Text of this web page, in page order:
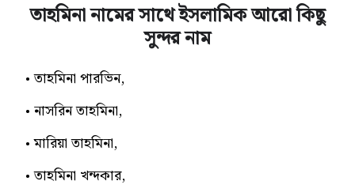
তাহমিনা নামের সাথে ইসলামিক আরো কিছু
সুন্দর নাম
তাহমিনা পারভিন,
নাসরিন তাহমিনা,
মারিয়া তাহমিনা,
তাহমিনা খন্দকার,